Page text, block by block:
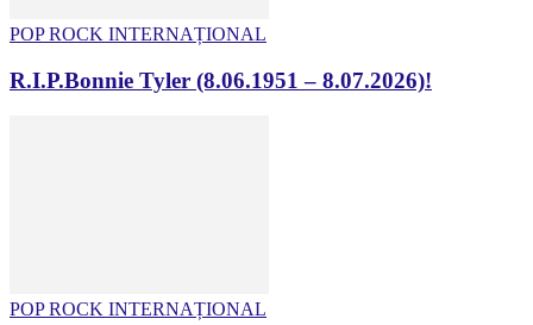
POP ROCK INTERNAȚIONAL
R.I.P.Bonnie Tyler (8.06.1951 – 8.07.2026)!
POP ROCK INTERNAȚIONAL